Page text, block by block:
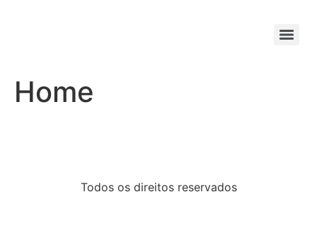
Home
Todos os direitos reservados